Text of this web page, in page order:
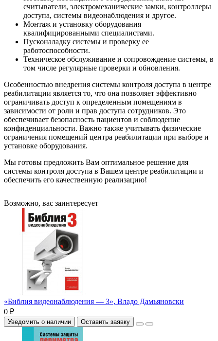
считыватели, электромеханические замки, контроллеры
доступа, системы видеонаблюдения и другое.
Монтаж и установку оборудования
квалифицированными специалистами.
Пусконаладку системы и проверку ее
работоспособности.
Техническое обслуживание и сопровождение системы, в
том числе регулярные проверки и обновления.
Особенностью внедрения системы контроля доступа в центре
реабилитации является то, что она позволяет эффективно
ограничивать доступ к определенным помещениям в
зависимости от роли и прав доступа сотрудников. Это
обеспечивает безопасность пациентов и соблюдение
конфиденциальности. Важно также учитывать физические
ограничения помещений центра реабилитации при выборе и
установке оборудования.
Мы готовы предложить Вам оптимальное решение для
системы контроля доступа в Вашем центре реабилитации и
обеспечить его качественную реализацию!
Возможно, вас заинтересует
«Библия видеонаблюдения — 3», Владо Дамьяновски
0 ₽
Уведомить о наличии Оставить заявку